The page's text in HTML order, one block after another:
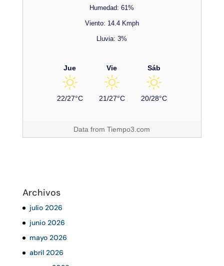
Humedad: 61%
Viento: 14.4 Kmph
Lluvia: 3%
Jue
22/27°C
Vie
21/27°C
Sáb
20/28°C
Data fromTiempo3.com
Archivos
julio 2026
junio 2026
mayo 2026
abril 2026